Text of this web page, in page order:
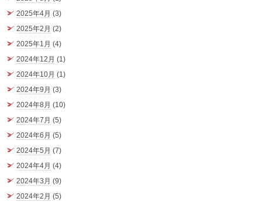
2025年4月 (3)
2025年2月 (2)
2025年1月 (4)
2024年12月 (1)
2024年10月 (1)
2024年9月 (3)
2024年8月 (10)
2024年7月 (5)
2024年6月 (5)
2024年5月 (7)
2024年4月 (4)
2024年3月 (9)
2024年2月 (5)